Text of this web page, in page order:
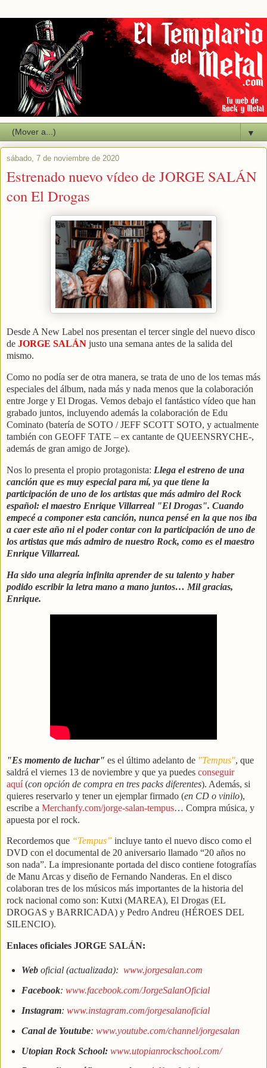
▼
sábado, 7 de noviembre de 2020
Estrenado nuevo vídeo de JORGE SALÁN
con El Drogas
Desde A New Label nos presentan el tercer single del nuevo disco
de JORGE SALÁN justo una semana antes de la salida del
mismo.
Como no podía ser de otra manera, se trata de uno de los temas más
especiales del álbum, nada más y nada menos que la colaboración
entre Jorge y El Drogas. Vemos debajo el fantástico vídeo que han
grabado juntos, incluyendo además la colaboración de Edu
Cominato (batería de SOTO / JEFF SCOTT SOTO, y actualmente
también con GEOFF TATE – ex cantante de QUEENSRYCHE-,
además de gran amigo de Jorge).
Nos lo presenta el propio protagonista: Llega el estreno de una
canción que es muy especial para mí, ya que tiene la
participación de uno de los artistas que más admiro del Rock
español: el maestro Enrique Villarreal "El Drogas". Cuando
empecé a componer esta canción, nunca pensé en la que nos iba
a caer este año ni el poder contar con la participación de uno de
los artistas que más admiro de nuestro Rock, como es el maestro
Enrique Villarreal.
Ha sido una alegría infinita aprender de su talento y haber
podido escribir la letra mano a mano juntos… Mil gracias,
Enrique.
"Es momento de luchar" es el último adelanto de "Tempus", que
saldrá el viernes 13 de noviembre y que ya puedes conseguir
aquí(con opción de compra en tres packs diferentes). Además, si
quieres reservarlo y tener un ejemplar firmado (en CD o vinilo),
escribe a Merchanfy.com/jorge-salan-tempus… Compra música, y
apuesta por el rock.
Recordemos que “Tempus” incluye tanto el nuevo disco como el
DVD con el documental de 20 aniversario llamado “20 años no
son nada”. La impresionante portada del disco contiene fotografías
de Manu Arcas y diseño de Fernando Nanderas. En el disco
colaboran tres de los músicos más importantes de la historia del
rock nacional como son: Kutxi (MAREA), El Drogas (EL
DROGAS y BARRICADA) y Pedro Andreu (HÉROES DEL
SILENCIO).
Enlaces oficiales JORGE SALÁN:
Weboficial (actualizada): www.jorgesalan.com
Facebook: www.facebook.com/JorgeSalanOficial
Instagram: www.instagram.com/jorgesalanoficial
Canal de Youtube: www.youtube.com/channel/jorgesalan
Utopian Rock School: www.utopianrockschool.com/